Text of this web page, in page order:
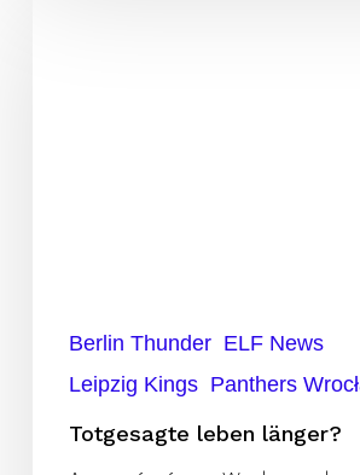
Berlin Thunder ELF News
Leipzig Kings Panthers
Totgesagte leben länger?